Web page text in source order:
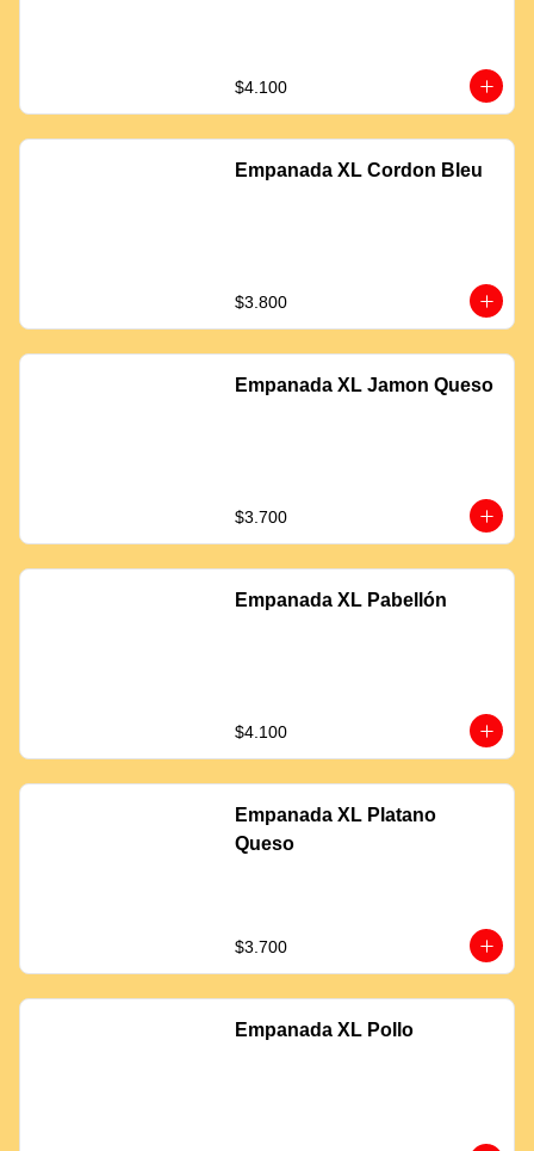
$4.100
Empanada XL Cordon Bleu
$3.800
Empanada XL Jamon Queso
$3.700
Empanada XL Pabellón
$4.100
Empanada XL Platano
Queso
$3.700
Empanada XL Pollo